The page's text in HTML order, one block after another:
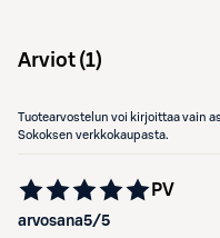
Arviot (1)
Tuotearvostelun voi kirjoittaa vain
Sokoksen verkkokaupasta.
arvosana5/5
PV